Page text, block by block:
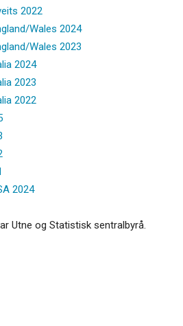
2022
Wales 2024
Wales 2023
2024
2023
2022
2024
Utne og Statistisk sentralbyrå.